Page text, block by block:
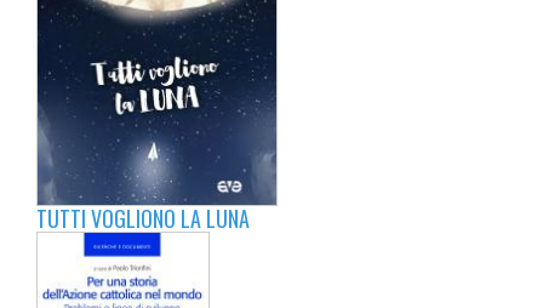
TUTTI VOGLIONO LA LUNA